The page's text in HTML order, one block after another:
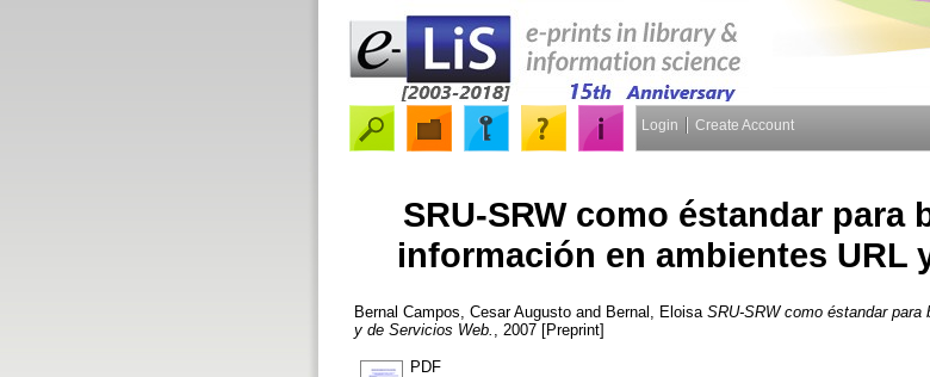
Login Create Account
SRU-SRW como éstandar para
información en ambientes URL
Bernal Campos, Cesar Augusto and Bernal, Eloisa SRU-SRW como éstandar para
y de Servicios Web.
, 2007 [Preprint]
PDF